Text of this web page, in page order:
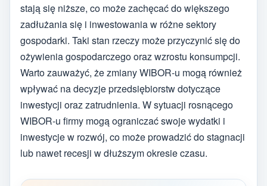
stają się niższe, co może zachęcać do większego
zadłużania się i inwestowania w różne sektory
gospodarki. Taki stan rzeczy może przyczynić się do
ożywienia gospodarczego oraz wzrostu konsumpcji.
Warto zauważyć, że zmiany WIBOR-u mogą również
wpływać na decyzje przedsiębiorstw dotyczące
inwestycji oraz zatrudnienia. W sytuacji rosnącego
WIBOR-u firmy mogą ograniczać swoje wydatki i
inwestycje w rozwój, co może prowadzić do stagnacji
lub nawet recesji w dłuższym okresie czasu.